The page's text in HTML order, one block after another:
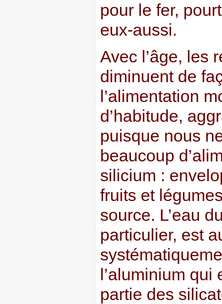
pour le fer,
eux-aussi.
Avec l’âge, les
diminuent de
l’alimentation
d’habitude,
puisque nous
beaucoup
silicium :
fruits et
source. L’eau
particulier, est
l’aluminium
partie des